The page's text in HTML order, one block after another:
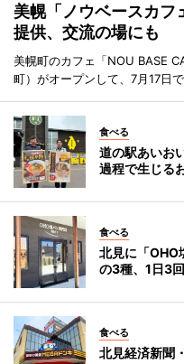
美幌「ノウベースカ
提供、交流の場にも
美幌町のカフェ「NOU BASE
町）がオープンして、7月17日で
食べる
道の駅あいお
過程で生じる
食べる
北見に「
の3種、1日3
食べる
北見経済新聞